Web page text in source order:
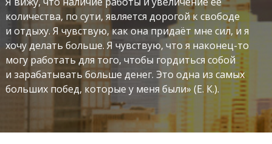
количества, по сути, является дорогой к свободе
и отдыху. Я чувствую, как она придаёт мне сил, и я
хочу делать больше. Я чувствую, что я наконец-то
могу работать для того, чтобы гордиться собой
и зарабатывать больше денег. Это одна из самых
больших побед, которые у меня были» (Е. К.).